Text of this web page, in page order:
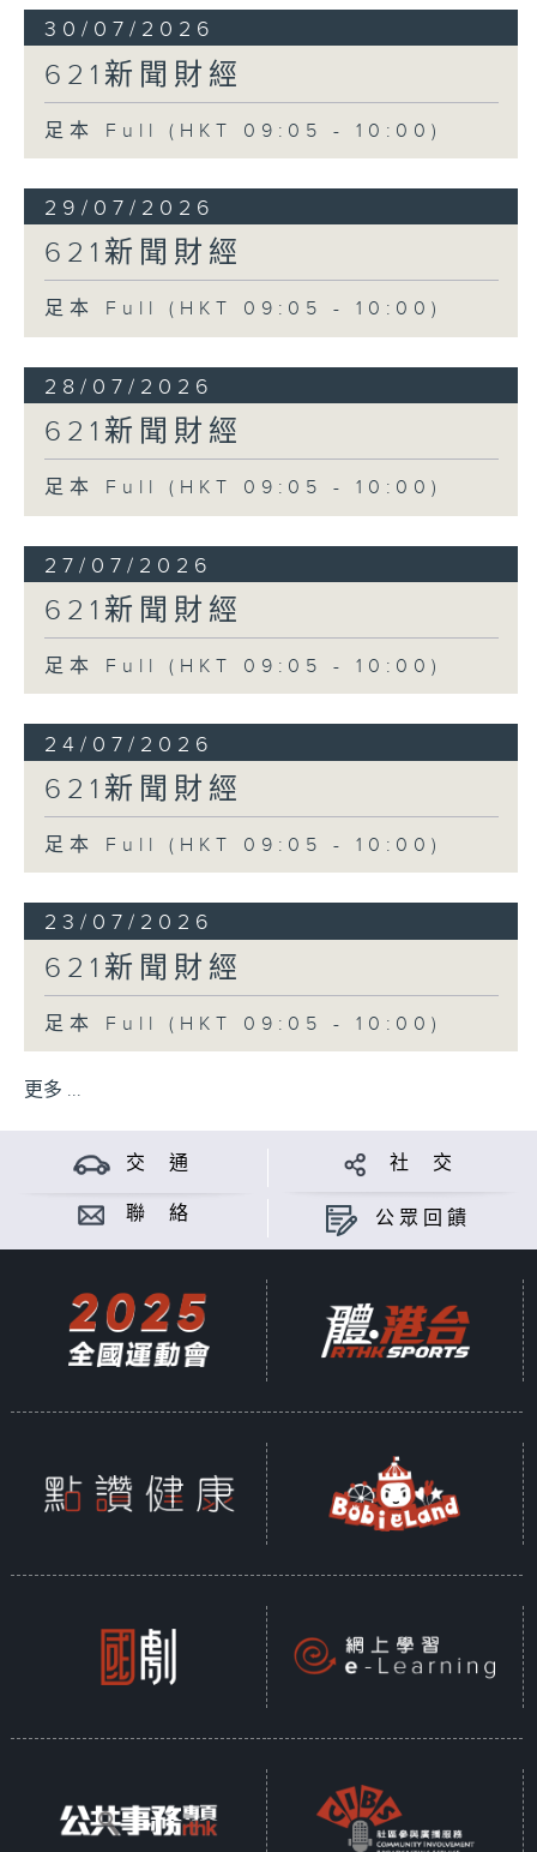
30/07/2026
621新聞財經
足本 Full (HKT 09:05 - 10:00)
29/07/2026
621新聞財經
足本 Full (HKT 09:05 - 10:00)
28/07/2026
621新聞財經
足本 Full (HKT 09:05 - 10:00)
27/07/2026
621新聞財經
足本 Full (HKT 09:05 - 10:00)
24/07/2026
621新聞財經
足本 Full (HKT 09:05 - 10:00)
23/07/2026
621新聞財經
足本 Full (HKT 09:05 - 10:00)
更多 ...
交 通 社 交
聯 絡 公眾回饋